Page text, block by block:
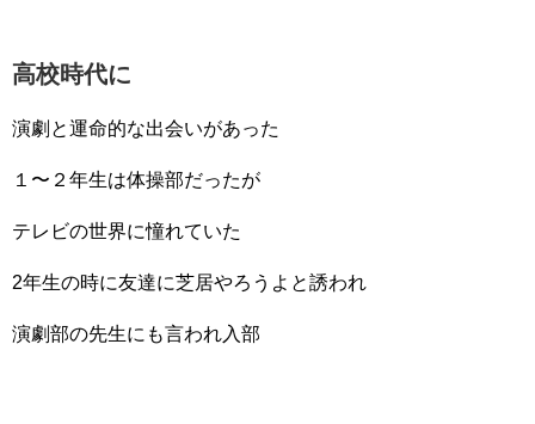
高校時代に
演劇と運命的な出会いがあった
１〜２年生は体操部だったが
テレビの世界に憧れていた
2年生の時に友達に芝居やろうよと誘われ
演劇部の先生にも言われ入部